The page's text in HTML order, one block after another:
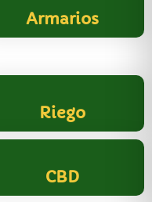
Armarios
Riego
CBD